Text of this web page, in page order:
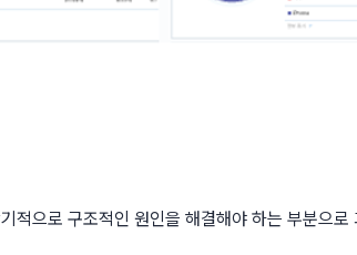
적으로 구조적인 원인을 해결해야 하는 부분으